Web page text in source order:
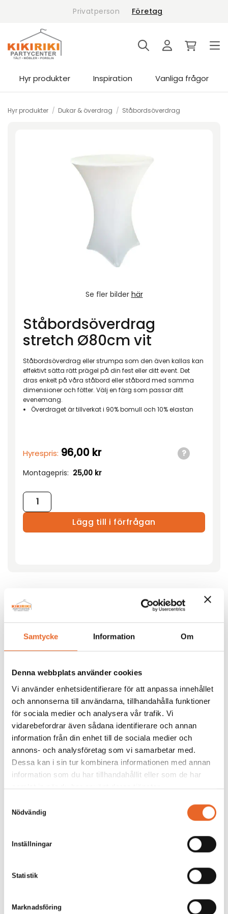
Samtycke Information Om
Denna webbplats använder cookies
Vi använder enhetsidentifierare för att anpassa innehållet
och annonserna till användarna, tillhandahålla funktioner
för sociala medier och analysera vår trafik. Vi
vidarebefordrar även sådana identifierare och annan
information från din enhet till de sociala medier och
annons- och analysföretag som vi samarbetar med.
Dessa kan i sin tur kombinera informationen med annan
information som du har tillhandahållit eller som de har
samlat in när du har använt deras tjänster.
Nödvändig
Inställningar
Statistik
Marknadsföring
Privatperson Företag
Hyr produkter Inspiration Vanliga frågor
Hyr produkter / Dukar & överdrag / Ståbordsöverdrag
Se fler bilder här
Ståbordsöverdrag
stretch Ø80cm vit
Ståbordsöverdrag eller strumpa som den även kallas kan
effektivt sätta rätt prägel på din fest eller ditt event. Det
dras enkelt på våra ståbord eller ståbord med samma
dimensioner och fötter. Välj en färg som passar ditt
evenemang.
Överdraget är tillverkat i 90% bomull och 10% elastan
Hyrespris: 96,00 kr
Montagepris: 25,00 kr
Ståbordsöverdrag stretch Ø80cm vit mängd
Lägg till i förfrågan
Andra köpte även till
Bildgalleri för denna produkt